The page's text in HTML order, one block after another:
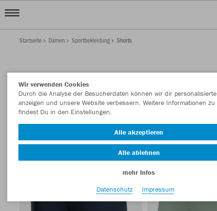
Startseite Damen Sportbekleidung Shorts
DAMEN SHORTS
Filter anzeigen Sortieren nach
Shorts
Wir verwenden Cookies
Durch die Analyse der Besucherdaten können wir dir
anzeigen und unsere Website verbessern. Weitere Informationen zu
findest Du in den Einstellungen.
Alle akzeptieren
Alle ablehnen
mehr Infos
Datenschutz
Impressum